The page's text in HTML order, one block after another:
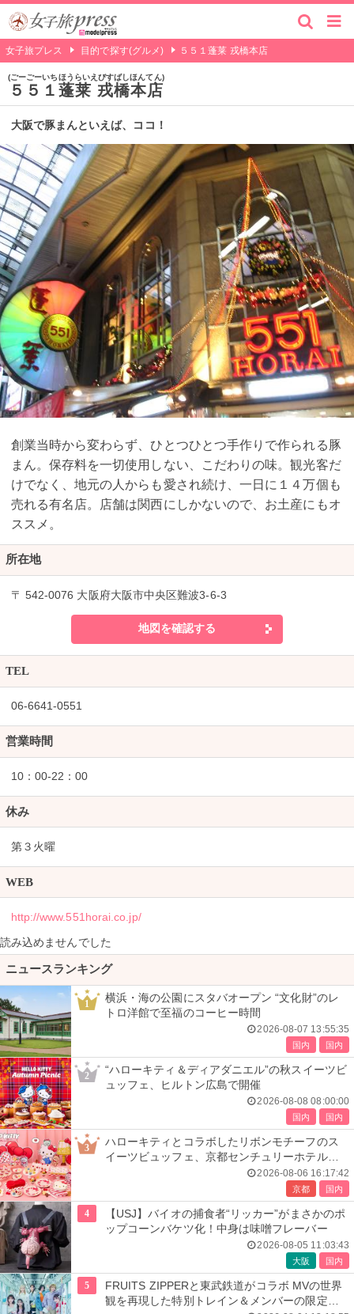
女子旅プレス 目的で探す(グルメ) ５５１蓬莱 戎橋本店
５５１蓬莱 戎橋本店
ごーごーいちほうらいえびすばしほんてん
大阪で豚まんといえば、ココ！
創業当時から変わらず、ひとつひとつ手作りで作られる豚
まん。保存料を一切使用しない、こだわりの味。観光客だ
けでなく、地元の人からも愛され続け、一日に１４万個も
売れる有名店。店舗は関西にしかないので、お土産にもオ
ススメ。
所在地
〒 542-0076 大阪府大阪市中央区難波3-6-3
地図を確認する
TEL
06-6641-0551
営業時間
10：00-22：00
休み
第３火曜
WEB
http://www.551horai.co.jp/
読み込めませんでした
ニュースランキング
1
横浜・海の公園にスタバオープン “文化財”のレ
トロ洋館で至福のコーヒー時間
2026-08-07 13:55:35
国内 国内
2
“ハローキティ＆ディアダニエル”の秋スイーツビ
ュッフェ、ヒルトン広島で開催
2026-08-08 08:00:00
国内 国内
3
ハローキティとコラボしたリボンモチーフのス
イーツビュッフェ、京都センチュリーホテルで
2026-08-06 16:17:42
京都 国内
4
【USJ】バイオの捕食者“リッカー”がまさかのポ
ップコーンバケツ化！中身は味噌フレーバー
2026-08-05 11:03:43
大阪 国内
5
FRUITS ZIPPERと東武鉄道がコラボ MVの世界
観を再現した特別トレイン＆メンバーの限定ア